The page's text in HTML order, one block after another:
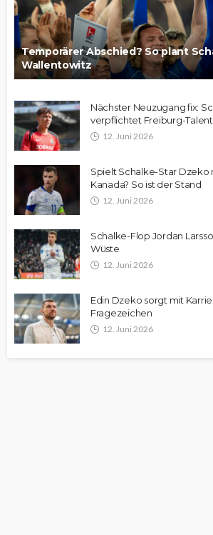
Temporärer Abschied? So plant
Wallentowitz
Nächster Neuzugang fix:
verpflichtet Freiburg-Talent
12. Juni 2026
Spielt Schalke-Star Dzeko
Kanada? So ist der Stand
12. Juni 2026
Schalke-Flop Jordan
Wüste
12. Juni 2026
Edin Dzeko sorgt mit
Fragezeichen
12. Juni 2026